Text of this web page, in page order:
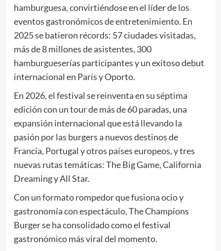
hamburguesa, convirtiéndose en el líder de los
eventos gastronómicos de entretenimiento. En
2025 se batieron récords: 57 ciudades visitadas,
más de 8 millones de asistentes, 300
hamburgueserías participantes y un exitoso debut
internacional en París y Oporto.
En 2026, el festival se reinventa en su séptima
edición con un tour de más de 60 paradas, una
expansión internacional que está llevando la
pasión por las burgers a nuevos destinos de
Francia, Portugal y otros países europeos, y tres
nuevas rutas temáticas: The Big Game, California
Dreaming y All Star.
Con un formato rompedor que fusiona ocio y
gastronomía con espectáculo, The Champions
Burger se ha consolidado como el festival
gastronómico más viral del momento.